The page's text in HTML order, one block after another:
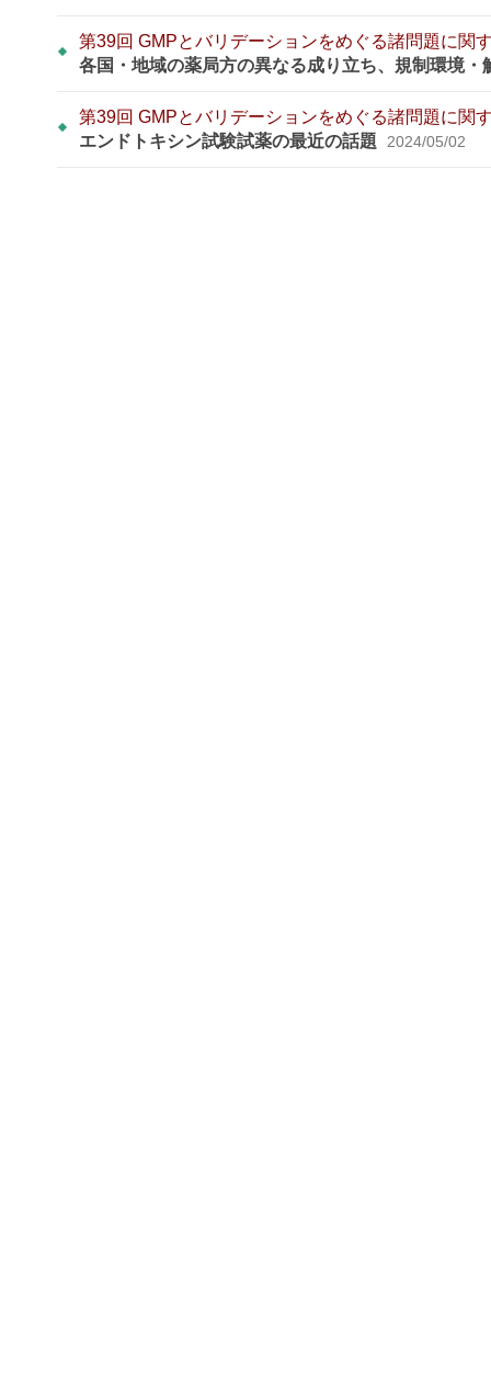
第39回 GMPとバリデーションをめぐる諸問題に関
各国・地域の薬局方の異なる成り立ち、規制環境
第39回 GMPとバリデーションをめぐる諸問題に関
エンドトキシン試験試薬の最近の話題
2024/05/02